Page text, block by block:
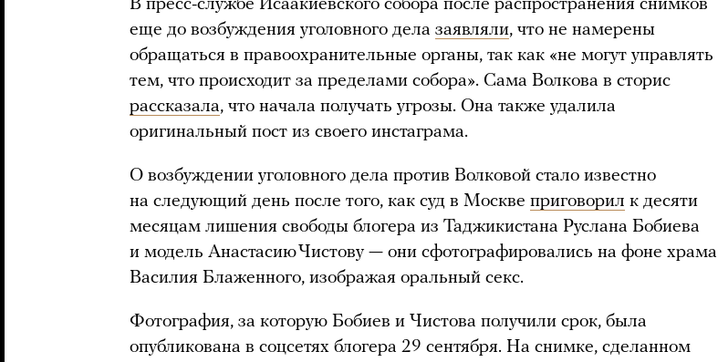
В пресс-службе Исаакиевского собора после распространения снимков
еще до возбуждения уголовного дела заявляли, что не намерены
обращаться в правоохранительные органы, так как «не могут управлять
тем, что происходит за пределами собора». Сама Волкова в сторис
рассказала, что начала получать угрозы. Она также удалила
оригинальный пост из своего инстаграма.
О возбуждении уголовного дела против Волковой стало известно
на следующий день после того, как суд в Москве приговорил к десяти
месяцам лишения свободы блогера из Таджикистана Руслана Бобиева
и модель Анастасию Чистову — они сфотографировались на фоне храма
Василия Блаженного, изображая оральный секс.
Фотография, за которую Бобиев и Чистова получили срок, была
опубликована в соцсетях блогера 29 сентября. На снимке, сделанном